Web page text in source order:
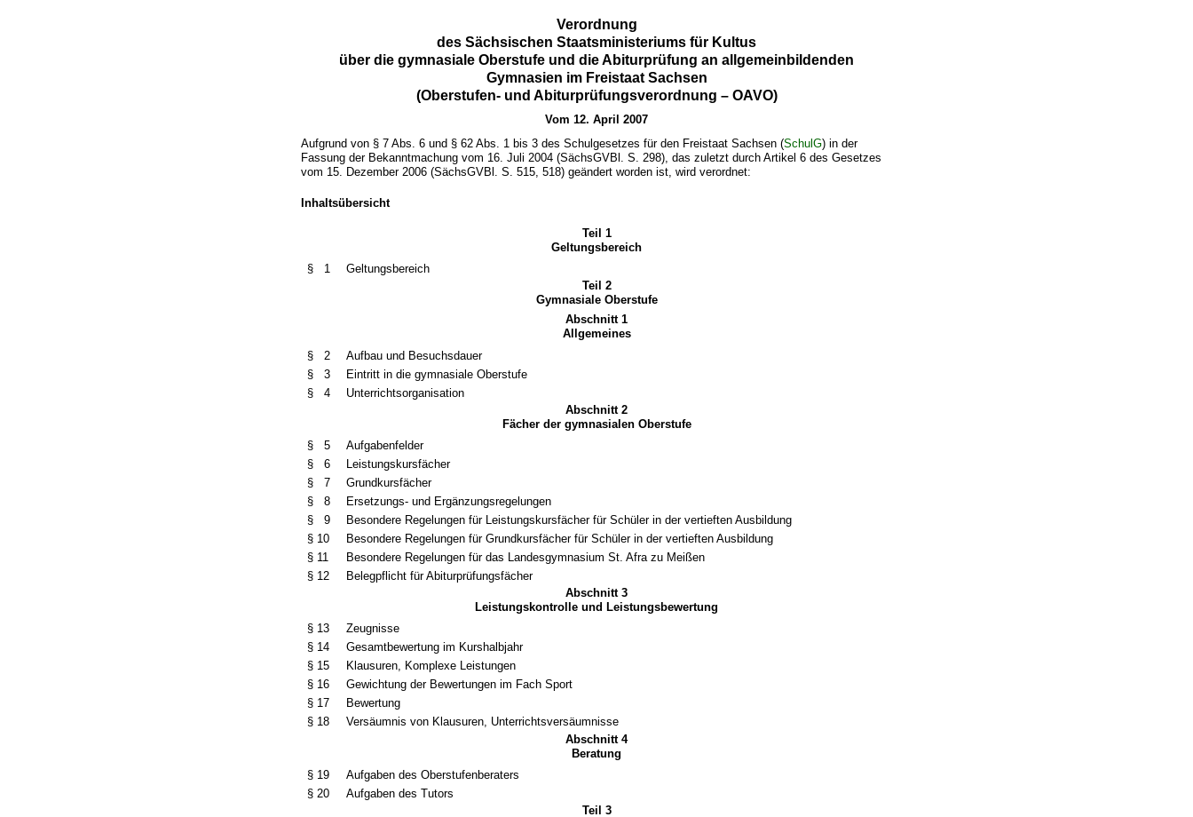
Verordnung
des Sächsischen Staatsministeriums für Kultus
über die gymnasiale Oberstufe und die Abiturprüfung an allgemeinbildenden
Gymnasien im Freistaat Sachsen
(Oberstufen- und Abiturprüfungsverordnung – OAVO)
Vom 12. April 2007
Aufgrund von § 7 Abs. 6 und § 62 Abs. 1 bis 3 des Schulgesetzes für den Freistaat Sachsen (SchulG) in der
Fassung der Bekanntmachung vom 16. Juli 2004 (SächsGVBl. S. 298), das zuletzt durch Artikel 6 des Gesetzes
vom 15. Dezember 2006 (SächsGVBl. S. 515, 518) geändert worden ist, wird verordnet:
Inhaltsübersicht
Teil 1
Geltungsbereich
§ 1
Geltungsbereich
Teil 2
Gymnasiale Oberstufe
Abschnitt 1
Allgemeines
§ 2
Aufbau und Besuchsdauer
§ 3
Eintritt in die gymnasiale Oberstufe
§ 4
Unterrichtsorganisation
Abschnitt 2
Fächer der gymnasialen Oberstufe
§ 5
Aufgabenfelder
§ 6
Leistungskursfächer
§ 7
Grundkursfächer
§ 8
Ersetzungs- und Ergänzungsregelungen
§ 9
Besondere Regelungen für Leistungskursfächer für Schüler in der vertieften Ausbildung
§ 10
Besondere Regelungen für Grundkursfächer für Schüler in der vertieften Ausbildung
§ 11
Besondere Regelungen für das Landesgymnasium St. Afra zu Meißen
§ 12
Belegpflicht für Abiturprüfungsfächer
Abschnitt 3
Leistungskontrolle und Leistungsbewertung
§ 13
Zeugnisse
§ 14
Gesamtbewertung im Kurshalbjahr
§ 15
Klausuren, Komplexe Leistungen
§ 16
Gewichtung der Bewertungen im Fach Sport
§ 17
Bewertung
§ 18
Versäumnis von Klausuren, Unterrichtsversäumnisse
Abschnitt 4
Beratung
§ 19
Aufgaben des Oberstufenberaters
§ 20
Aufgaben des Tutors
Teil 3